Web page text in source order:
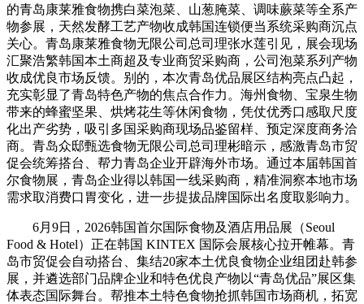
的青岛康莱雅食物携白菜泡菜、山葱腌菜、调味蕨菜等全系产
物参展，天然发酵工艺产物收成韩国连锁便当系统采购商沉点
关心。青岛康莱雅食物无限公司总司理张水莲引见，展会现场
汇聚浩繁韩国本土商超及专业商贸采购商，公司泡菜系列产物
收成优良市场反馈。别的，本次青岛优品展区结构亮点凸起，
充实彰显了青岛特色产物的焦点合作力。海州食物、宝泉生物
带来的蜂蜜坚果、烘烤花生等休闲食物，凭仗优秀口感取尺度
化出产劣势，吸引多国采购商现场品鉴留样、预定深度商务洽
商。青岛众邸甄选食物无限公司总司理彬暗示，感激青岛市贸
促会统筹搭台、帮力青岛企业开辟海外市场。通过本届韩国首
尔食物展，青岛企业得以韩国一线采购商，精准洞察本地市场
需求取消费口胃变化，进一步提拔品牌国际出名度取影响力。
6月9日，2026韩国首尔国际食物及酒店用品展（Seoul
Food & Hotel）正在韩国 KINTEX 国际会展核心拉开帷幕。青
岛市贸促会自动搭台、集结20家本土优良食物企业组团赴韩参
展，并遴选部门品牌企业和特色优良产物以“青岛优品”展区集
体表态国际舞台。帮推本土特色食物抢抓韩国市场商机，拓宽